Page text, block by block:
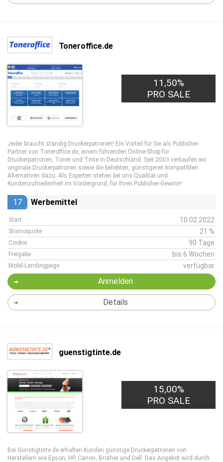
Toneroffice.de
11,50%
PRO SALE
Jeder braucht ständig Druckerpatronen! Ein Vorteil für Sie als Publisher-
Partner von Toneroffice.de, einem führenden Online-Shop für
Druckerpatronen, Toner und Tinte in Deutschland. Seit 2003 verkaufen wir
originale Druckerpatronen sowie die beliebten, günstigeren kompatiblen
Alternativen dazu. Als Experten stehen bei uns Qualität und
Kundenzufriedenheit im Vordergrund, für Ihren Publisher-Gewinn!
17 Werbemittel
Start 10.02.2022
Stornoquote 21 %
Cookie 90 Tage
Freigabe bis 6 Wochen
Mobil-Landingpage verfügbar
Anmelden
Details
guenstigtinte.de
15,00%
PRO SALE
Bei Günstigtinte.de erhalten Kunden günstige Druckerpatronen von
Herstellern wie Epson, HP, Canon, Brother und Dell. Das Angebot wird durch